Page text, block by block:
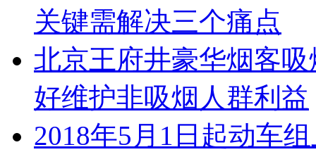
关键需解决三个痛点
北京王府井豪华烟客
好维护非吸烟人群利益
2018年5月1日起动车